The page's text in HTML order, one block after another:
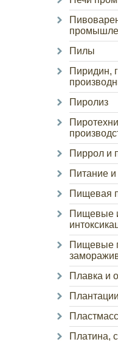
Пилы
Пиридин,
Пиролиз
Пиррол и
Питание
Пищевая
Пищевые
Пищевые
Плавка и
Плантации
Платина,